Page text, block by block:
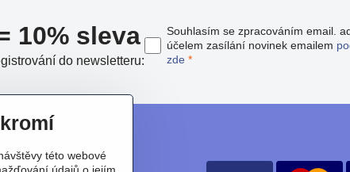
10% sleva
do newsletteru:
Souhlasím se zpracováním email.
účelem zasílání novinek emailem
zde *
této webové